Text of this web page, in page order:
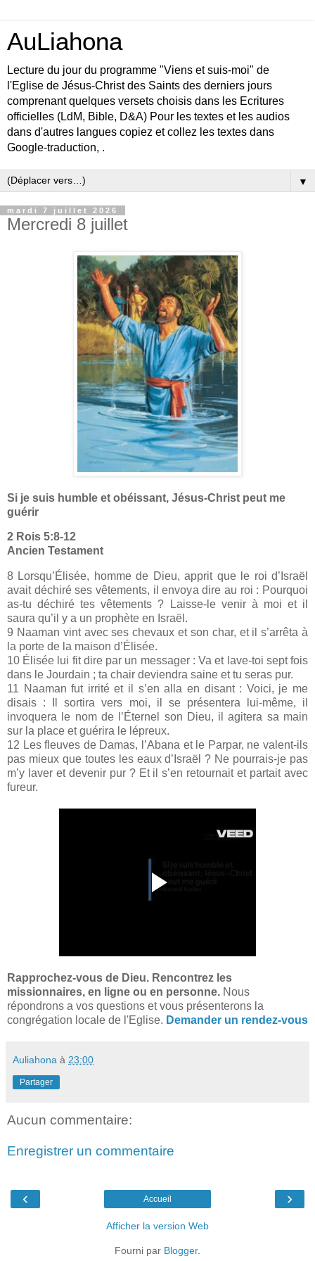
AuLiahona
Lecture du jour du programme "Viens et suis-moi" de
l'Eglise de Jésus-Christ des Saints des derniers jours
comprenant quelques versets choisis dans les Ecritures
officielles (LdM, Bible, D&A) Pour les textes et les audios
dans d'autres langues copiez et collez les textes dans
Google-traduction, .
▼
mardi 7 juillet 2026
Mercredi 8 juillet
Si je suis humble et obéissant, Jésus-Christ peut me
guérir
2 Rois 5:8-12
Ancien Testament
8 Lorsqu’Élisée, homme de Dieu, apprit que le roi d’Israël
avait déchiré ses vêtements, il envoya dire au roi : Pourquoi
as-tu déchiré tes vêtements ? Laisse-le venir à moi et il
saura qu’il y a un prophète en Israël.
9 Naaman vint avec ses chevaux et son char, et il s’arrêta à
la porte de la maison d’Élisée.
10 Élisée lui fit dire par un messager : Va et lave-toi sept fois
dans le Jourdain ; ta chair deviendra saine et tu seras pur.
11 Naaman fut irrité et il s’en alla en disant : Voici, je me
disais : Il sortira vers moi, il se présentera lui-même, il
invoquera le nom de l’Éternel son Dieu, il agitera sa main
sur la place et guérira le lépreux.
12 Les fleuves de Damas, l’Abana et le Parpar, ne valent-ils
pas mieux que toutes les eaux d’Israël ? Ne pourrais-je pas
m’y laver et devenir pur ? Et il s’en retournait et partait avec
fureur.
Rapprochez-vous de Dieu. Rencontrez les
missionnaires, en ligne ou en personne. Nous
répondrons a vos questions et vous présenterons la
congrégation locale de l'Eglise. Demander un rendez-vous
Auliahona à 23:00
Partager
Aucun commentaire:
Enregistrer un commentaire
‹ ›
Accueil
Afficher la version Web
Fourni par Blogger.